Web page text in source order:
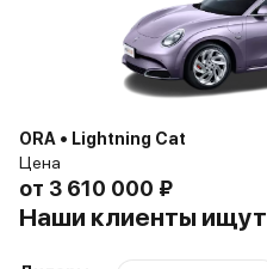
ORA • Lightning Cat
Цена
от 3 610 000 ₽
Наши клиенты ищут